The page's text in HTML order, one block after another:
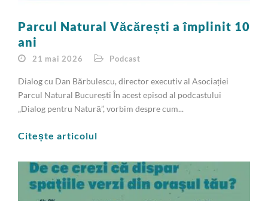
Parcul Natural Văcărești a împlinit 10
ani
21 mai 2026 Podcast
Dialog cu Dan Bărbulescu, director executiv al Asociației
Parcul Natural București În acest episod al podcastului
„Dialog pentru Natură”, vorbim despre cum...
Citește articolul